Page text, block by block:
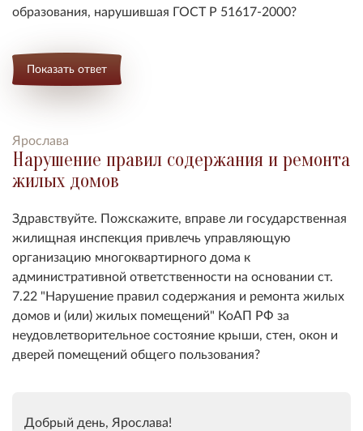
образования, нарушившая ГОСТ Р 51617-2000?
Показать ответ
Ярослава
Нарушение правил содержания и ремонта
жилых домов
Здравствуйте. Пожскажите, вправе ли государственная
жилищная инспекция привлечь управляющую
организацию многоквартирного дома к
административной ответственности на основании ст.
7.22 "Нарушение правил содержания и ремонта жилых
домов и (или) жилых помещений" КоАП РФ за
неудовлетворительное состояние крыши, стен, окон и
дверей помещений общего пользования?
Добрый день, Ярослава!